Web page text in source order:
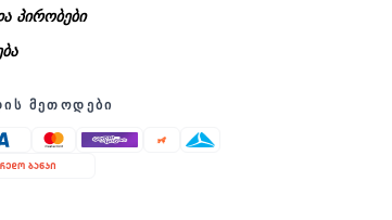
პირობები
ᲛᲔᲗᲝᲓᲔᲑᲘ